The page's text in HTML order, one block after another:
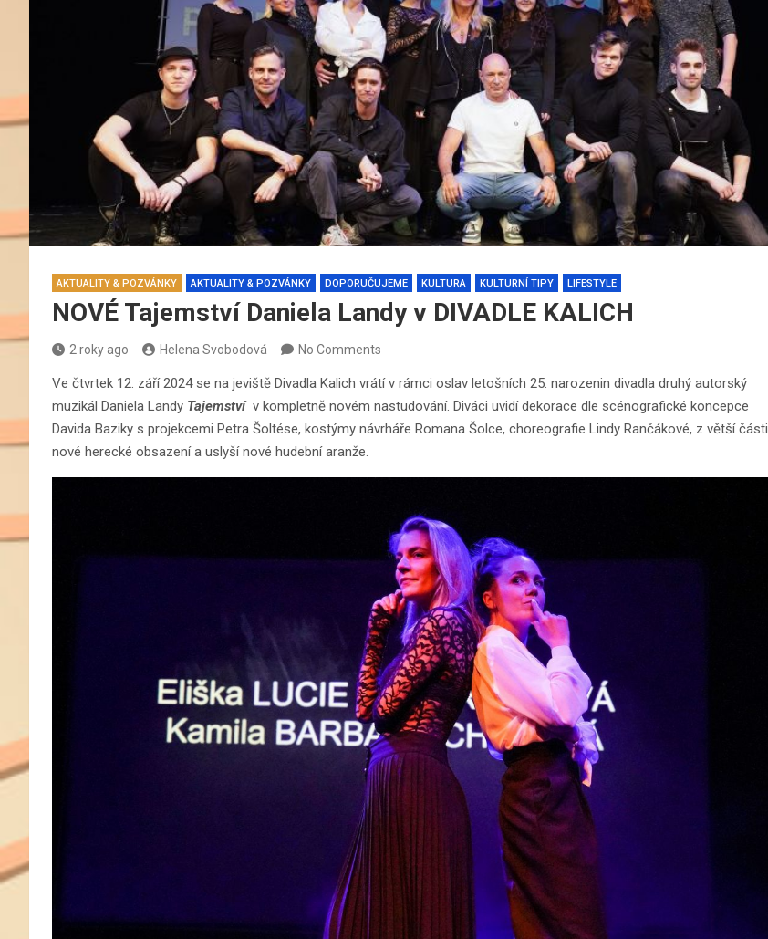
AKTUALITY & POZVÁNKY AKTUALITY & POZVÁNKY DOPORUČUJEME KULTURA KULTURNÍ TIPY LIFESTYLE
NOVÉ Tajemství Daniela Landy v DIVADLE KALICH
2 roky ago Helena Svobodová No Comments
Ve čtvrtek 12. září 2024 se na jeviště Divadla Kalich vrátí v rámci oslav letošních 25. narozenin divadla druhý autorský
muzikál Daniela Landy Tajemstvív kompletně novém nastudování. Diváci uvidí dekorace dle scénografické koncepce
Davida Baziky s projekcemi Petra Šoltése, kostýmy návrháře Romana Šolce, choreografie Lindy Rančákové, z větší části
nové herecké obsazení a uslyší nové hudební aranže.